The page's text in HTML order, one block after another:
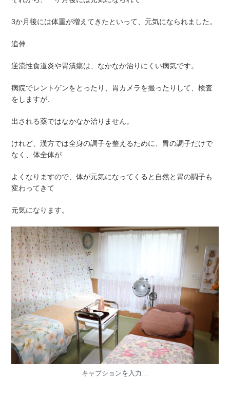
3か月後には体重が増えてきたといって、元気になられました。
追伸
逆流性食道炎や胃潰瘍は、なかなか治りにくい病気です。
病院でレントゲンをとったり、胃カメラを撮ったりして、検査
をしますが、
出される薬ではなかなか治りません。
けれど、漢方では全身の調子を整えるために、胃の調子だけで
なく、体全体が
よくなりますので、体が元気になってくると自然と胃の調子も
変わってきて
元気になります。
キャプションを入力…